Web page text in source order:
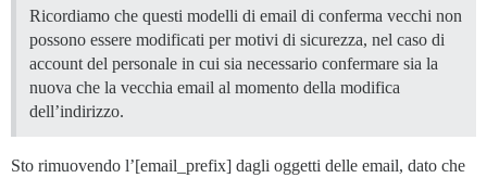
Ricordiamo che questi modelli di email di conferma vecchi non
possono essere modificati per motivi di sicurezza, nel caso di
account del personale in cui sia necessario confermare sia la
nuova che la vecchia email al momento della modifica
dell’indirizzo.
Sto rimuovendo l’[email_prefix] dagli oggetti delle email, dato che